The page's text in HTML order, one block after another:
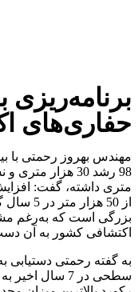
حفاری‌های
مهندس بهروز رحمتی با
متری داشته، گفت:
بزرگی است که به‌رغم
اکتشافی کشور به آن
به گفته رحمتی دستیابی